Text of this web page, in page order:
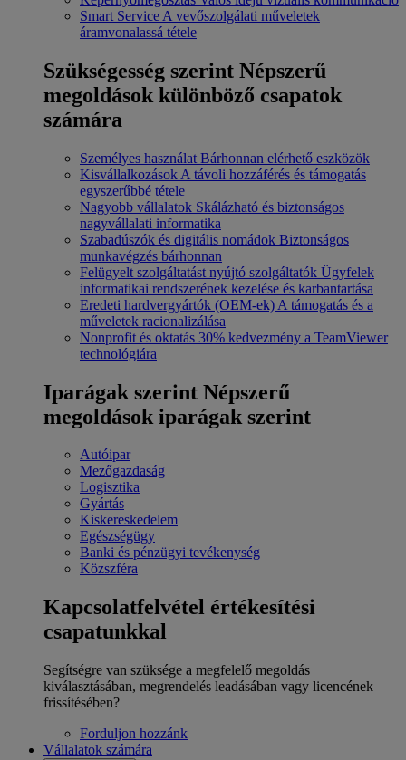
Smart Service A vevőszolgálati műveletek
áramvonalassá tétele
Szükségesség szerint Népszerű
megoldások különböző csapatok
számára
Személyes használat Bárhonnan elérhető eszközök
Kisvállalkozások A távoli hozzáférés és támogatás
egyszerűbbé tétele
Nagyobb vállalatok Skálázható és biztonságos
nagyvállalati informatika
Szabadúszók és digitális nomádok Biztonságos
munkavégzés bárhonnan
Felügyelt szolgáltatást nyújtó szolgáltatók Ügyfelek
informatikai rendszerének kezelése és karbantartása
Eredeti hardvergyártók (OEM-ek) A támogatás és a
műveletek racionalizálása
Nonprofit és oktatás 30% kedvezmény a TeamViewer
technológiára
Iparágak szerint Népszerű
megoldások iparágak szerint
Autóipar
Mezőgazdaság
Logisztika
Gyártás
Kiskereskedelem
Egészségügy
Banki és pénzügyi tevékenység
Közszféra
Kapcsolatfelvétel értékesítési
csapatunkkal
Segítségre van szüksége a megfelelő megoldás
kiválasztásában, megrendelés leadásában vagy licencének
frissítésében?
Forduljon hozzánk
Vállalatok számára